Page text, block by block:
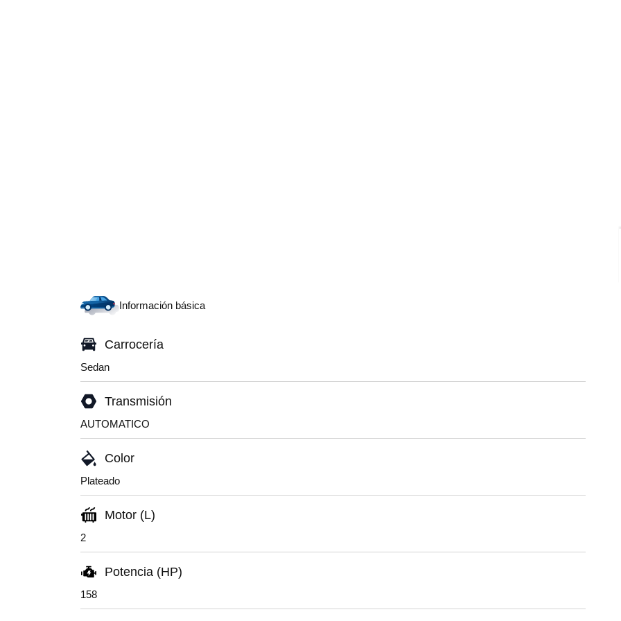
Información básica
Carrocería
Sedan
Transmisión
AUTOMATICO
Color
Plateado
Motor (L)
2
Potencia (HP)
158